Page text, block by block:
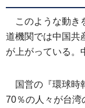
このような動き
道機関では中国共
が上がっている。
国営の『環球時
70％の人々が台湾